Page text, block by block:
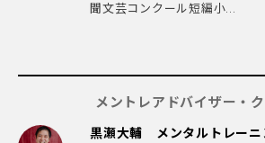
聞文芸コンクール短編小...
メントレアドバイザー・
黒瀬大輔 メンタルトレーニ